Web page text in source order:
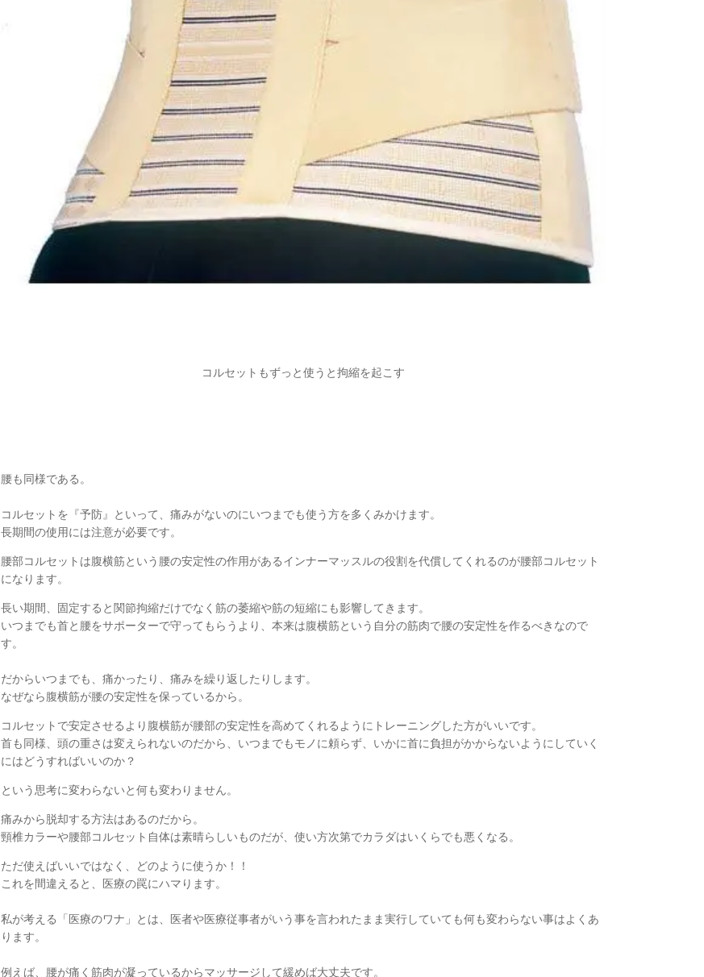
コルセットもずっと使うと拘縮を起こす
腰も同様である。
コルセットを『予防』といって、痛みがないのにいつまでも使う方を多くみかけます。
長期間の使用には注意が必要です。
腰部コルセットは腹横筋という腰の安定性の作用があるインナーマッスルの役割を代償してくれるのが腰部コルセット
になります。
長い期間、固定すると関節拘縮だけでなく筋の萎縮や筋の短縮にも影響してきます。
いつまでも首と腰をサポーターで守ってもらうより、本来は腹横筋という自分の筋肉で腰の安定性を作るべきなので
す。
だからいつまでも、痛かったり、痛みを繰り返したりします。
なぜなら腹横筋が腰の安定性を保っているから。
コルセットで安定させるより腹横筋が腰部の安定性を高めてくれるようにトレーニングした方がいいです。
首も同様、頭の重さは変えられないのだから、いつまでもモノに頼らず、いかに首に負担がかからないようにしていく
にはどうすればいいのか？
という思考に変わらないと何も変わりません。
痛みから脱却する方法はあるのだから。
頸椎カラーや腰部コルセット自体は素晴らしいものだが、使い方次第でカラダはいくらでも悪くなる。
ただ使えばいいではなく、どのように使うか！！
これを間違えると、医療の罠にハマります。
私が考える「医療のワナ」とは、医者や医療従事者がいう事を言われたまま実行していても何も変わらない事はよくあ
ります。
例えば、腰が痛く筋肉が凝っているからマッサージして緩めば大丈夫です。